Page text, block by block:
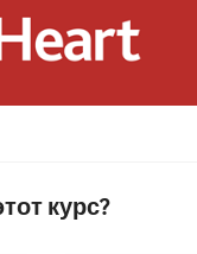
медицина
курс?